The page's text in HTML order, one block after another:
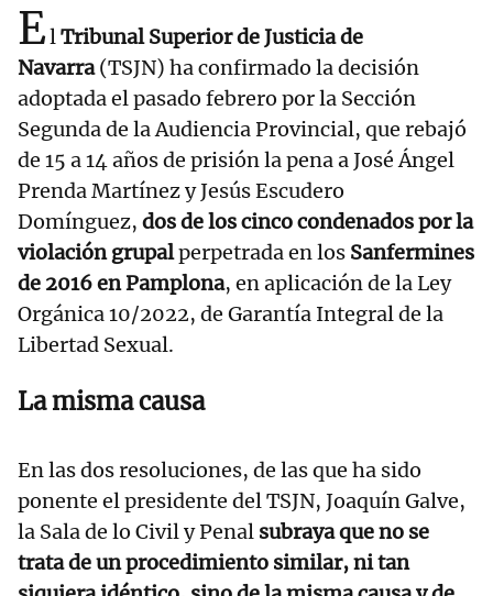
ElTribunal Superior de Justicia de
Navarra(TSJN) ha confirmado la decisión
adoptada el pasado febrero por la Sección
Segunda de la Audiencia Provincial, que rebajó
de 15 a 14 años de prisión la pena a José Ángel
Prenda Martínez y Jesús Escudero
Domínguez, dos de los cinco condenados por la
violación grupalperpetrada en los Sanfermines
de 2016 en Pamplona, en aplicación de la Ley
Orgánica 10/2022, de Garantía Integral de la
Libertad Sexual.
La misma causa
En las dos resoluciones, de las que ha sido
ponente el presidente del TSJN, Joaquín Galve,
la Sala de lo Civil y Penal subraya que no se
trata de un procedimiento similar, ni tan